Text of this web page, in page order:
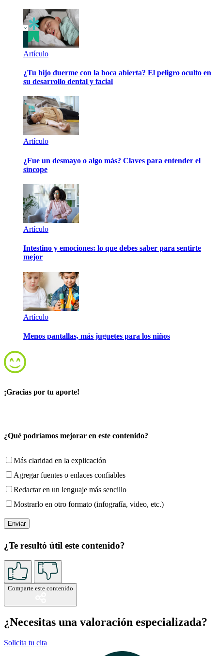
Artículo
¿Tu hijo duerme con la boca abierta? El peligro oculto en
su desarrollo dental y facial
Artículo
¿Fue un desmayo o algo más? Claves para entender el
síncope
Artículo
Intestino y emociones: lo que debes saber para sentirte
mejor
Artículo
Menos pantallas, más juguetes para los niños
¡Gracias por tu aporte!
¿Qué podríamos mejorar en este contenido?
Más claridad en la explicación
Agregar fuentes o enlaces confiables
Redactar en un lenguaje más sencillo
Mostrarlo en otro formato (infografía, video, etc.)
¿Te resultó útil este contenido?
Comparte este contenido
¿Necesitas una valoración especializada?
Solicita tu cita